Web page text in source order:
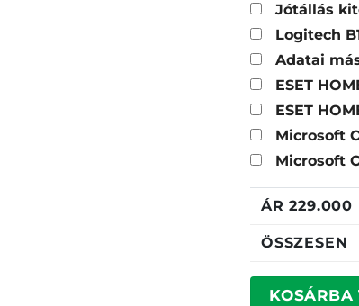
Jótállás
Logitech
Adatai
ESET
ESET
Microsoft
Microsoft
ÁR229.000
ÖSSZESEN
KOSÁRBA